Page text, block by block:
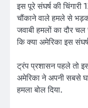
इस पूरे संघर्ष की
चौंकाने वाले हमले से
जवाबी हमलों का दौर
कि क्या अमेरिका इस
ट्रंप प्रशासन पहले तो
अमेरिका ने अपनी सबसे
हमला बोल दिया.